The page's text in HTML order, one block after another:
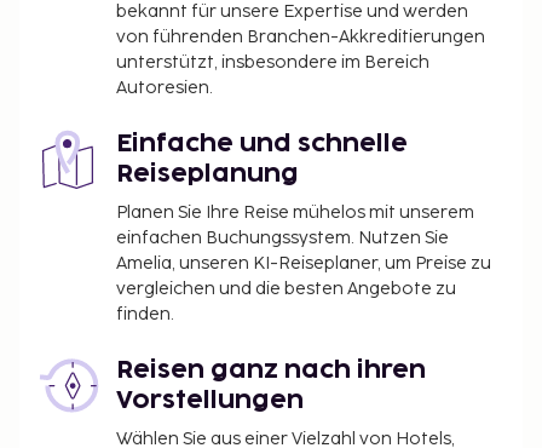
bekannt für unsere Expertise und werden
von führenden Branchen-Akkreditierungen
unterstützt, insbesondere im Bereich
Autoresien.
Einfache und schnelle
Reiseplanung
Planen Sie Ihre Reise mühelos mit unserem
einfachen Buchungssystem. Nutzen Sie
Amelia, unseren KI-Reiseplaner, um Preise zu
vergleichen und die besten Angebote zu
finden.
Reisen ganz nach ihren
Vorstellungen
Wählen Sie aus einer Vielzahl von Hotels,